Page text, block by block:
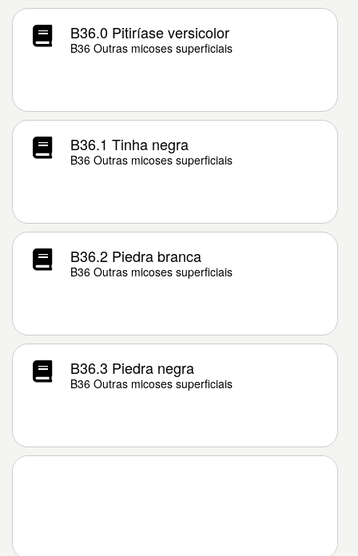
B36.0 Pitiríase versicolor
B36 Outras micoses superficiais
B36.1 Tinha negra
B36 Outras micoses superficiais
B36.2 Piedra branca
B36 Outras micoses superficiais
B36.3 Piedra negra
B36 Outras micoses superficiais